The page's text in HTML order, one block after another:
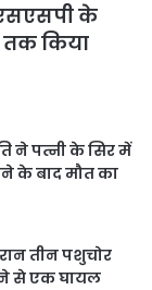
के
किया
ने पत्नी के सिर में
के बाद मौत का
तीन पशुचोर
से एक घायल